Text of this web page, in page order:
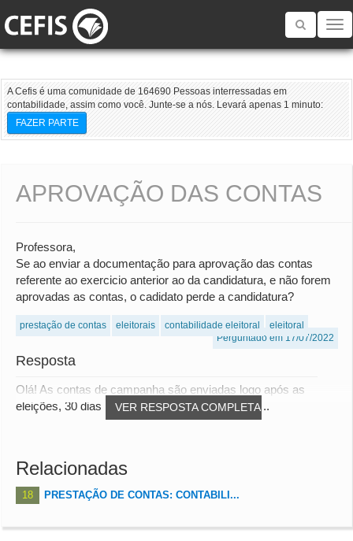
Toggle
A Cefis é uma comunidade de 164690 Pessoas interressadas em
contabilidade, assim como você. Junte-se a nós. Levará apenas 1 minuto:
FAZER PARTE
APROVAÇÃO DAS CONTAS
Professora,
Se ao enviar a documentação para aprovação das contas
referente ao exercicio anterior ao da candidatura, e não forem
aprovadas as contas, o cadidato perde a candidatura?
prestação de contas eleitorais contabilidade eleitoral
eleitoral
Perguntado em 17/07/2022
Resposta
VER RESPOSTA COMPLETA
Olá! As contas de campanha são enviadas logo após as
eleições, 30 dias depois. Quem presta contas d...
Relacionadas
18 PRESTAÇÃO DE CONTAS: CONTABILI...